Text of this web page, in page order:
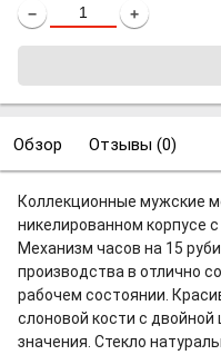
− +
Обзор Отзывы (0)
Коллекционные мужские
никелированном корпусе
Механизм часов на 15
производства в отлично
рабочем состоянии.
слоновой кости с двойной
значения. Стекло